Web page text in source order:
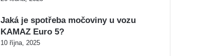
Jaká je spotřeba močoviny u vozu
KAMAZ Euro 5?
10 října, 2025